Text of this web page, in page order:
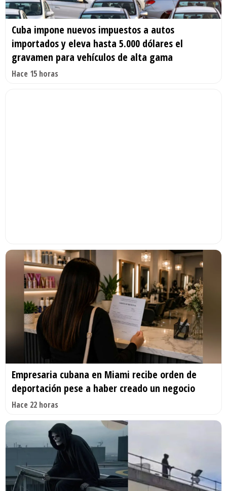
Cuba impone nuevos impuestos a autos
importados y eleva hasta 5.000 dólares el
gravamen para vehículos de alta gama
Hace 15 horas
Empresaria cubana en Miami recibe orden de
deportación pese a haber creado un negocio
Hace 22 horas